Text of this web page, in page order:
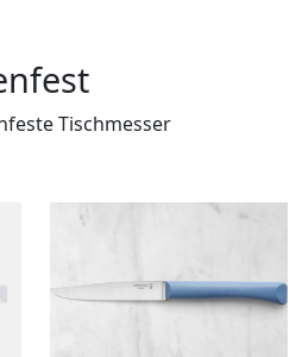
Tischmesser